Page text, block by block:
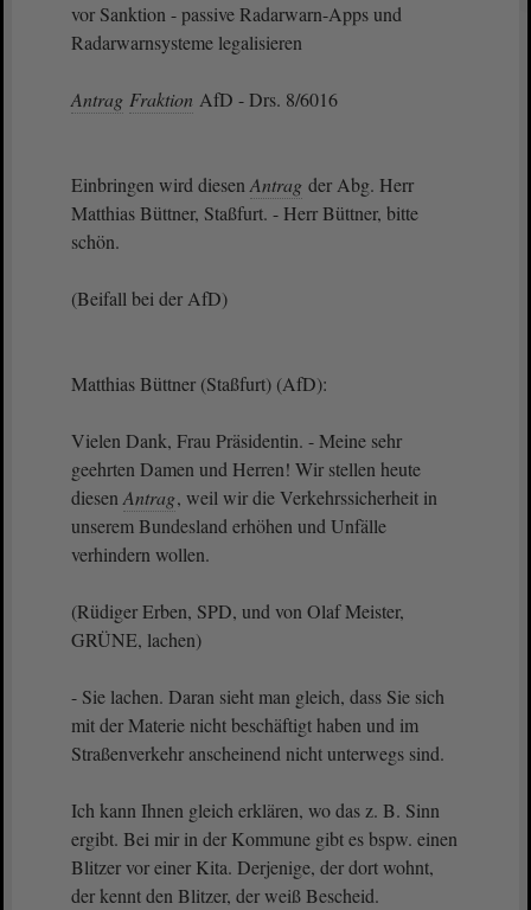
vor Sanktion - passive Radarwarn-Apps und
Radarwarnsysteme legalisieren
Antrag Fraktion AfD - Drs. 8/6016
Einbringen wird diesen Antrag der Abg. Herr
Matthias Büttner, Staßfurt. - Herr Büttner, bitte
schön.
(Beifall bei der AfD)
Matthias Büttner (Staßfurt) (AfD):
Vielen Dank, Frau Präsidentin. - Meine sehr
geehrten Damen und Herren! Wir stellen heute
diesen Antrag, weil wir die Verkehrssicherheit in
unserem Bundesland erhöhen und Unfälle
verhindern wollen.
(Rüdiger Erben, SPD, und von Olaf Meister,
GRÜNE, lachen)
- Sie lachen. Daran sieht man gleich, dass Sie sich
mit der Materie nicht beschäftigt haben und im
Straßenverkehr anscheinend nicht unterwegs sind.
Ich kann Ihnen gleich erklären, wo das z. B. Sinn
ergibt. Bei mir in der Kommune gibt es bspw. einen
Blitzer vor einer Kita. Derjenige, der dort wohnt,
der kennt den Blitzer, der weiß Bescheid.